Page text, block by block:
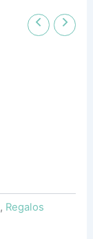
, Regalos